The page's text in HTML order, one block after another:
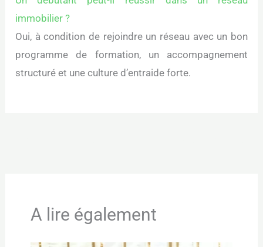
immobilier ?
Oui, à condition de rejoindre un réseau avec un bon
programme de formation, un accompagnement
structuré et une culture d’entraide forte.
A lire également